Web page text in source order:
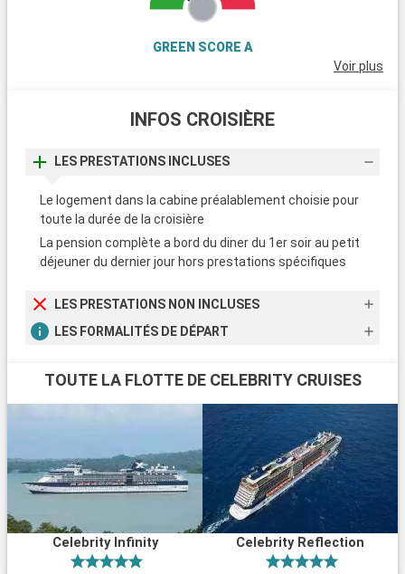
GREEN SCORE A
Voir plus
INFOS CROISIÈRE
LES PRESTATIONS INCLUSES
Le logement dans la cabine préalablement choisie pour
toute la durée de la croisière
La pension complète a bord du diner du 1er soir au petit
déjeuner du dernier jour hors prestations spécifiques
LES PRESTATIONS NON INCLUSES
LES FORMALITÉS DE DÉPART
TOUTE LA FLOTTE DE CELEBRITY CRUISES
Celebrity Infinity Celebrity Reflection